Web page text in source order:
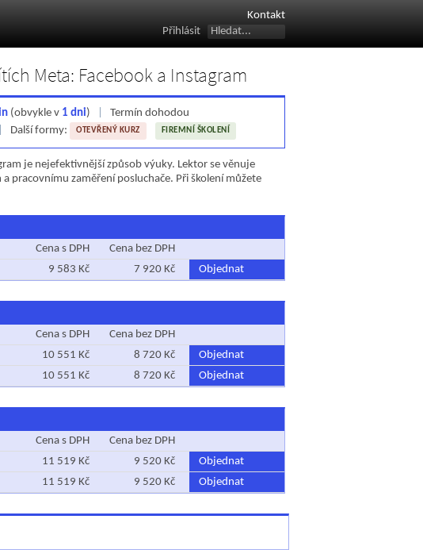
Kontakt
Přihlásit
Meta: Facebook a Instagram
(obvykle v 1 dni) Termín dohodou
Další formy: OTEVŘENÝ KURZ FIREMNÍ ŠKOLENÍ
je nejefektivnější způsob výuky. Lektor se věnuje
pracovnímu zaměření posluchače. Při školení můžete
Cena bez DPH
Cena s DPH
7 920 Kč
9 583 Kč Objednat
Cena bez DPH
Cena s DPH
8 720 Kč
10 551 Kč
Objednat
8 720 Kč
10 551 Kč Objednat
Cena bez DPH
Cena s DPH
9 520 Kč
11 519 Kč
Objednat
9 520 Kč
11 519 Kč Objednat